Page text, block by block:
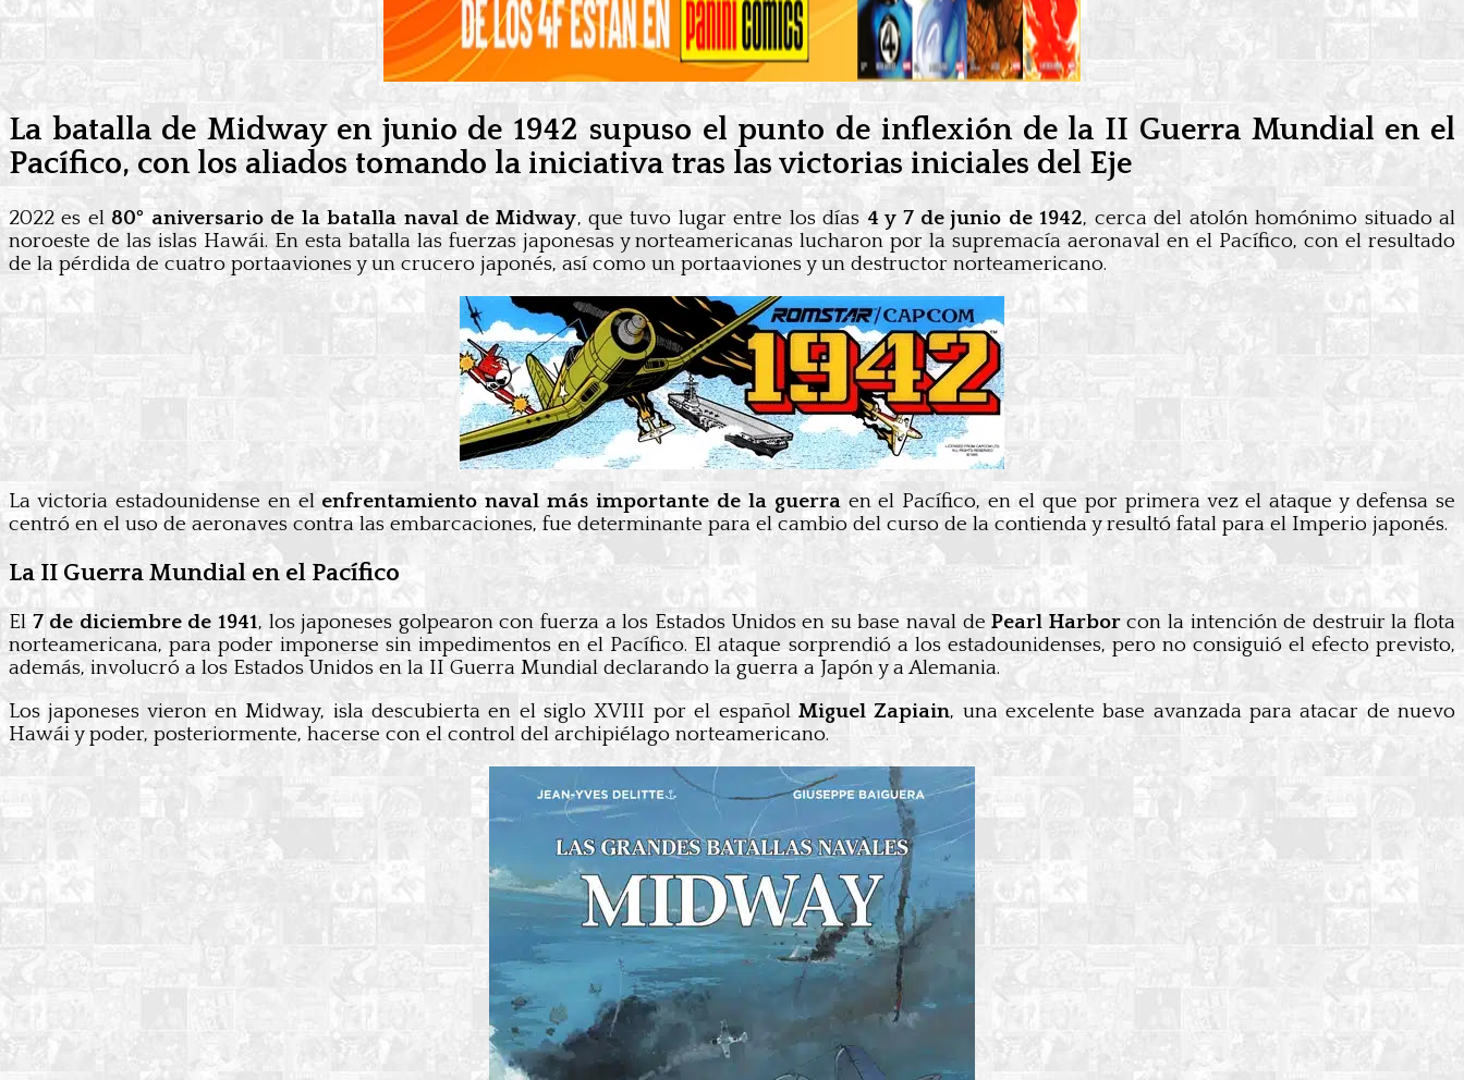
La batalla de Midway en junio de 1942 supuso el punto de inflexión de la II Guerra Mundial en el
Pacífico, con los aliados tomando la iniciativa tras las victorias iniciales del Eje
2022 es el 80º aniversario de la batalla naval de Midway, que tuvo lugar entre los días 4 y 7 de junio de 1942, cerca del atolón homónimo situado al
noroeste de las islas Hawái. En esta batalla las fuerzas japonesas y norteamericanas lucharon por la supremacía aeronaval en el Pacífico, con el resultado
de la pérdida de cuatro portaaviones y un crucero japonés, así como un portaaviones y un destructor norteamericano.
La victoria estadounidense en el enfrentamiento naval más importante de la guerraen el Pacífico, en el que por primera vez el ataque y defensa se
centró en el uso de aeronaves contra las embarcaciones, fue determinante para el cambio del curso de la contienda y resultó fatal para el Imperio japonés.
La II Guerra Mundial en el Pacífico
El 7 de diciembre de 1941, los japoneses golpearon con fuerza a los Estados Unidos en su base naval dePearl Harborcon la intención de destruir la flota
norteamericana, para poder imponerse sin impedimentos en el Pacífico. El ataque sorprendió a los estadounidenses, pero no consiguió el efecto previsto,
además, involucró a los Estados Unidos en la II Guerra Mundial declarando la guerra a Japón y a Alemania.
Los japoneses vieron en Midway, isla descubierta en el siglo XVIII por el español Miguel Zapiain, una excelente base avanzada para atacar de nuevo
Hawái y poder, posteriormente, hacerse con el control del archipiélago norteamericano.